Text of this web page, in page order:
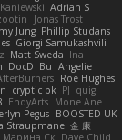
Adrian S
Jonas Trost
Jung Phillip Studans
Giorgi Samukashvili
Matt Sweda Ina
DocD Bu Angelie
Roe Hughes
cryptic pk PJ quig
EndyArts Mone Ane
Pegus BOOSTED UK
Straupmane 金 康
Марина Ск Dave Child